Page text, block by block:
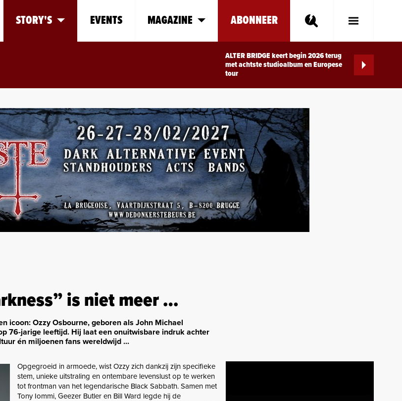
STORY'S EVENTS MAGAZINE ABONNEER
Toggle
ALTER BRIDGE keert begin 2026 terug
met achtste studioalbum en Europese
tour
is niet meer …
icoon: Ozzy Osbourne, geboren als John Michael
76-jarige leeftijd. Hij laat een onuitwisbare indruk achter
én miljoenen fans wereldwijd ...
Opgegroeid in armoede, wist Ozzy zich dankzij zijn specifieke
stem, unieke uitstraling en ontembare levenslust op te werken
tot frontman van het legendarische Black Sabbath. Samen met
Tony Iommi, Geezer Butler en Bill Ward legde hij de